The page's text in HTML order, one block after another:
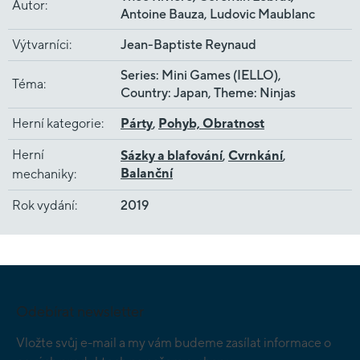
Autor:
Antoine Bauza, Ludovic Maublanc
Výtvarníci: Jean-Baptiste Reynaud
Téma:
Series: Mini Games (IELLO),
Country: Japan, Theme: Ninjas
Herní kategorie: Párty, Pohyb, Obratnost
Herní
mechaniky:
Sázky a blafování, Cvrnkání,
Balanční
Rok vydání: 2019
Odebírat newsletter
Vložte svůj e-mail a my vám budeme zasílat informace o